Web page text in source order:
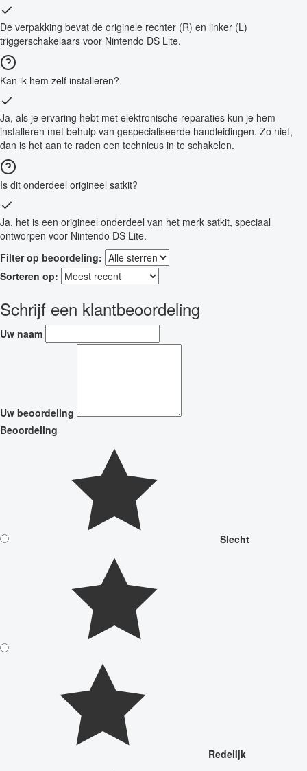
De verpakking bevat de originele rechter (R) en linker (L)
triggerschakelaars voor Nintendo DS Lite.
Kan ik hem zelf installeren?
Ja, als je ervaring hebt met elektronische reparaties kun je hem
installeren met behulp van gespecialiseerde handleidingen. Zo niet,
dan is het aan te raden een technicus in te schakelen.
Is dit onderdeel origineel satkit?
Ja, het is een origineel onderdeel van het merk satkit, speciaal
ontworpen voor Nintendo DS Lite.
Filter op beoordeling:
Sorteren op:
Schrijf een klantbeoordeling
Uw naam
Uw beoordeling
Beoordeling
Slecht
Redelijk